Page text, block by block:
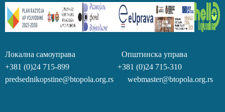
Локална самоуправа Општинска управа
+381 (0)24 715-899 +381 (0)24 715-310
predsednikopstine@btopola.org.rs webmaster@btopola.org.rs